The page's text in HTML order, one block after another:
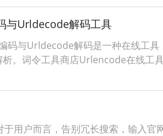
与Urldecode解码工具
与Urldecode解码是一种在线工
析。词令工具商店Urlencode在线
用户而言，告别冗长搜索，输入